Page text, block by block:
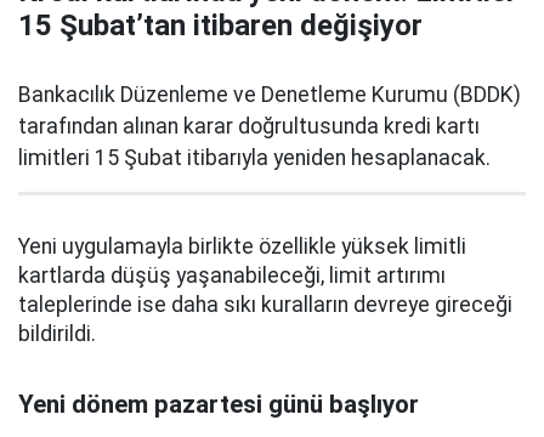
15 Şubat’tan itibaren değişiyor
Bankacılık Düzenleme ve Denetleme Kurumu (BDDK)
tarafından alınan karar doğrultusunda kredi kartı
limitleri 15 Şubat itibarıyla yeniden hesaplanacak.
Yeni uygulamayla birlikte özellikle yüksek limitli
kartlarda düşüş yaşanabileceği, limit artırımı
taleplerinde ise daha sıkı kuralların devreye gireceği
bildirildi.
Yeni dönem pazartesi günü başlıyor